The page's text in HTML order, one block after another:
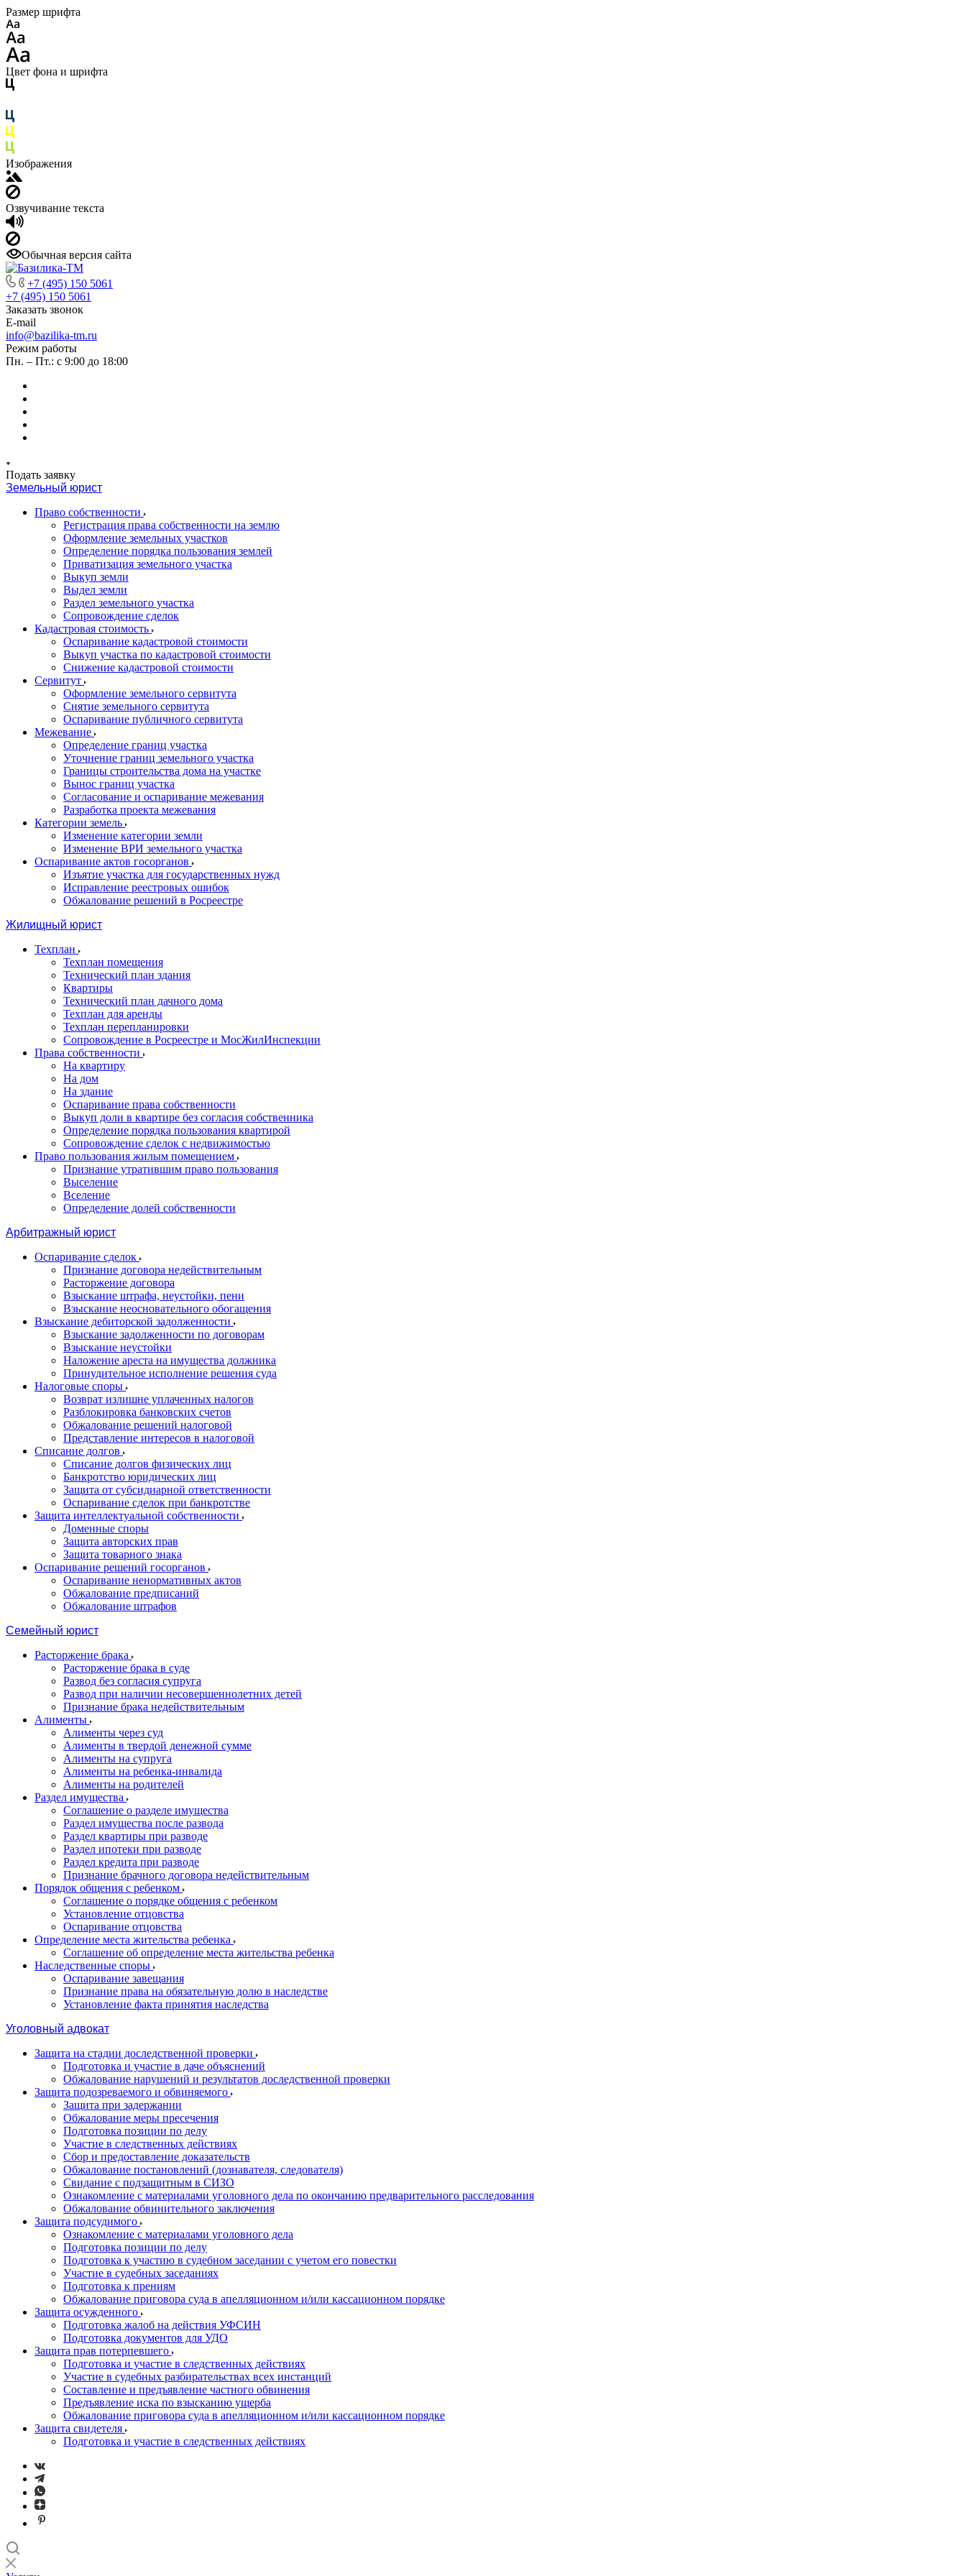
Размер шрифта
Цвет фона и шрифта
Изображения
Озвучивание текста
Обычная версия сайта
+7 (495) 150 5061
+7 (495) 150 5061
Заказать звонок
E-mail
info@bazilika-tm.ru
Режим работы
Пн. – Пт.: с 9:00 до 18:00
Подать заявку
Земельный юрист
Право собственности
Регистрация права собственности на землю
Оформление земельных участков
Определение порядка пользования землей
Приватизация земельного участка
Выкуп земли
Выдел земли
Раздел земельного участка
Сопровождение сделок
Кадастровая стоимость
Оспаривание кадастровой стоимости
Выкуп участка по кадастровой стоимости
Снижение кадастровой стоимости
Сервитут
Оформление земельного сервитута
Снятие земельного сервитута
Оспаривание публичного сервитута
Межевание
Определение границ участка
Уточнение границ земельного участка
Границы строительства дома на участке
Вынос границ участка
Согласование и оспаривание межевания
Разработка проекта межевания
Категории земель
Изменение категории земли
Изменение ВРИ земельного участка
Оспаривание актов госорганов
Изъятие участка для государственных нужд
Исправление реестровых ошибок
Обжалование решений в Росреестре
Жилищный юрист
Техплан
Техплан помещения
Технический план здания
Квартиры
Технический план дачного дома
Техплан для аренды
Техплан перепланировки
Сопровождение в Росреестре и МосЖилИнспекции
Права собственности
На квартиру
На дом
На здание
Оспаривание права собственности
Выкуп доли в квартире без согласия собственника
Определение порядка пользования квартирой
Сопровождение сделок с недвижимостью
Право пользования жилым помещением
Признание утратившим право пользования
Выселение
Вселение
Определение долей собственности
Арбитражный юрист
Оспаривание сделок
Признание договора недействительным
Расторжение договора
Взыскание штрафа, неустойки, пени
Взыскание неосновательного обогащения
Взыскание дебиторской задолженности
Взыскание задолженности по договорам
Взыскание неустойки
Наложение ареста на имущества должника
Принудительное исполнение решения суда
Налоговые споры
Возврат излишне уплаченных налогов
Разблокировка банковских счетов
Обжалование решений налоговой
Представление интересов в налоговой
Списание долгов
Списание долгов физических лиц
Банкротство юридических лиц
Защита от субсидиарной ответственности
Оспаривание сделок при банкротстве
Защита интеллектуальной собственности
Доменные споры
Защита авторских прав
Защита товарного знака
Оспаривание решений госорганов
Оспаривание ненормативных актов
Обжалование предписаний
Обжалование штрафов
Семейный юрист
Расторжение брака
Расторжение брака в суде
Развод без согласия супруга
Развод при наличии несовершеннолетних детей
Признание брака недействительным
Алименты
Алименты через суд
Алименты в твердой денежной сумме
Алименты на супруга
Алименты на ребенка-инвалида
Алименты на родителей
Раздел имущества
Соглашение о разделе имущества
Раздел имущества после развода
Раздел квартиры при разводе
Раздел ипотеки при разводе
Раздел кредита при разводе
Признание брачного договора недействительным
Порядок общения с ребенком
Соглашение о порядке общения с ребенком
Установление отцовства
Оспаривание отцовства
Определение места жительства ребенка
Соглашение об определение места жительства ребенка
Наследственные споры
Оспаривание завещания
Признание права на обязательную долю в наследстве
Установление факта принятия наследства
Уголовный адвокат
Защита на стадии доследственной проверки
Подготовка и участие в даче объяснений
Обжалование нарушений и результатов доследственной проверки
Защита подозреваемого и обвиняемого
Защита при задержании
Обжалование меры пресечения
Подготовка позиции по делу
Участие в следственных действиях
Сбор и предоставление доказательств
Обжалование постановлений (дознавателя, следователя)
Свидание с подзащитным в СИЗО
Ознакомление с материалами уголовного дела по окончанию предварительного расследования
Обжалование обвинительного заключения
Защита подсудимого
Ознакомление с материалами уголовного дела
Подготовка позиции по делу
Подготовка к участию в судебном заседании с учетом его повестки
Участие в судебных заседаниях
Подготовка к прениям
Обжалование приговора суда в апелляционном и/или кассационном порядке
Защита осужденного
Подготовка жалоб на действия УФСИН
Подготовка документов для УДО
Защита прав потерпевшего
Подготовка и участие в следственных действиях
Участие в судебных разбирательствах всех инстанций
Составление и предъявление частного обвинения
Предъявление иска по взысканию ущерба
Обжалование приговора суда в апелляционном и/или кассационном порядке
Защита свидетеля
Подготовка и участие в следственных действиях